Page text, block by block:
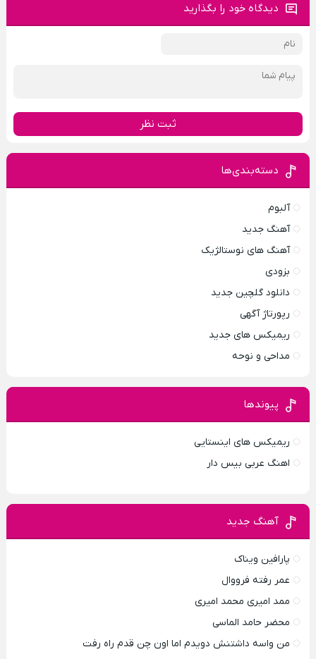
دیدگاه خود را بگذارید
ثبت نظر
دسته‌بندی‌ها
آلبوم
آهنگ جدید
آهنگ های نوستالژیک
بزودی
دانلود گلچین جدید
رپورتاژ آگهی
ریمیکس های جدید
مداحی و نوحه
پیوندها
ریمیکس های اینستایی
اهنگ عربی بیس دار
آهنگ جدید
پارافين ویناک
عمر رفته فرووال
ممد امیری محمد امیری
محضر حامد الماسی
من واسه داشتنش دویدم اما اون چن قدم راه رفت